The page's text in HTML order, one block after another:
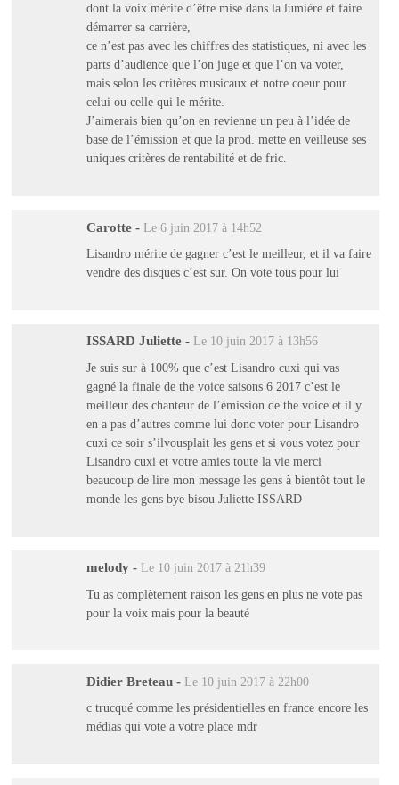
dont la voix mérite d’être mise dans la lumière et faire
démarrer sa carrière,
ce n’est pas avec les chiffres des statistiques, ni avec les
parts d’audience que l’on juge et que l’on va voter,
mais selon les critères musicaux et notre coeur pour
celui ou celle qui le mérite.
J’aimerais bien qu’on en revienne un peu à l’idée de
base de l’émission et que la prod. mette en veilleuse ses
uniques critères de rentabilité et de fric.
Carotte - Le 6 juin 2017 à 14h52
Lisandro mérite de gagner c’est le meilleur, et il va faire
vendre des disques c’est sur. On vote tous pour lui
ISSARD Juliette - Le 10 juin 2017 à 13h56
Je suis sur à 100% que c’est Lisandro cuxi qui vas
gagné la finale de the voice saisons 6 2017 c’est le
meilleur des chanteur de l’émission de the voice et il y
en a pas d’autres comme lui donc voter pour Lisandro
cuxi ce soir s’ilvousplait les gens et si vous votez pour
Lisandro cuxi et votre amies toute la vie merci
beaucoup de lire mon message les gens à bientôt tout le
monde les gens bye bisou Juliette ISSARD
melody - Le 10 juin 2017 à 21h39
Tu as complètement raison les gens en plus ne vote pas
pour la voix mais pour la beauté
Didier Breteau - Le 10 juin 2017 à 22h00
c trucqué comme les présidentielles en france encore les
médias qui vote a votre place mdr